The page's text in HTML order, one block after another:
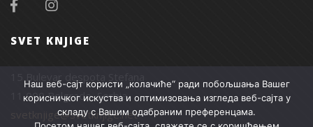
SVET KNJIGE
15 Bulevar despota Stefana
11 000 Belgrade, Serbia
svetknjige@svetknjige.net
Наш веб-сајт користи „колачиће“ ради побољшања Вашег
корисничког искуства и оптимизовања изгледа веб-сајта у
складу с Вашим одабраним преференцама.